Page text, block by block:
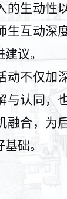
的生动性
生互动深
议。
动不仅加
与认同，
融合，为
础。